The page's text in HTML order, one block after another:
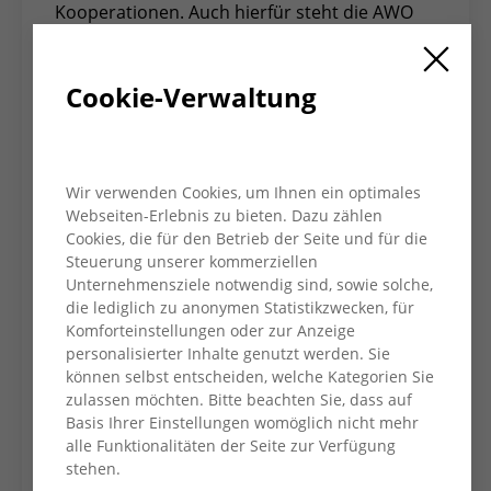
Kooperationen. Auch hierfür steht die AWO
Der gewählte Versammlungsleiter Dr. Michael
Gottke, Vorsitzender des Kreisvorstandes,
berichteten den Delegierten über die Arbeit
des Kreisverbandes der letzten vier Jahre.
Ganz aktuell wurden Ergebnisse eines
umfangreich durchgeführten Beteiligungs-
und Diskussionsprozess zum AWO-Leitbild
besprochen. Daraus resultieren
Satzungsänderungen zu Themen wie
Nachhaltigkeit, Gleichstellung und
Mitgliedschaftsfragen. Eine Umbenennung
von „AWO Stützpunkten“ in zukünftig „AWO
Treffs“ wurde ebenfalls in die Liste der
Cookie-Verwaltung
Wir verwenden Cookies, um Ihnen ein optimales
Webseiten-Erlebnis zu bieten. Dazu zählen
Cookies, die für den Betrieb der Seite und für die
Steuerung unserer kommerziellen
Unternehmensziele notwendig sind, sowie solche,
die lediglich zu anonymen Statistikzwecken, für
Komforteinstellungen oder zur Anzeige
personalisierter Inhalte genutzt werden. Sie
können selbst entscheiden, welche Kategorien Sie
zulassen möchten. Bitte beachten Sie, dass auf
Basis Ihrer Einstellungen womöglich nicht mehr
alle Funktionalitäten der Seite zur Verfügung
stehen.